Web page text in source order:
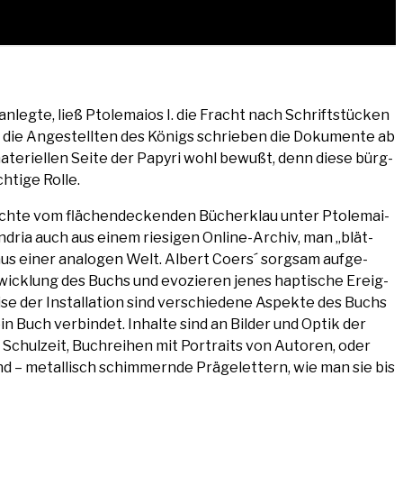
ließ Pto­le­mai­os I. die Fracht nach Schrift­stü­cken
Ange­stell­ten des Königs schrie­ben die Doku­men­te ab
Sei­te der Papy­ri wohl bewußt, denn die­se bürg­
Rolle.
vom flä­chen­de­cken­den Bücher­klau unter Pto­le­mai­
auch aus einem rie­si­gen Online-Archiv, man „blät­
einer ana­lo­gen Welt. Albert Coers´ sorg­sam auf­ge­
des Buchs und evo­zie­ren jenes hap­ti­sche Ereig­
der Instal­la­ti­on sind ver­schie­de­ne Aspek­te des Buchs
Buch ver­bin­det. Inhal­te sind an Bil­der und Optik der
Buch­rei­hen mit Por­traits von Autoren, oder
– metal­lisch schim­mern­de Prä­ge­let­tern, wie man sie bis